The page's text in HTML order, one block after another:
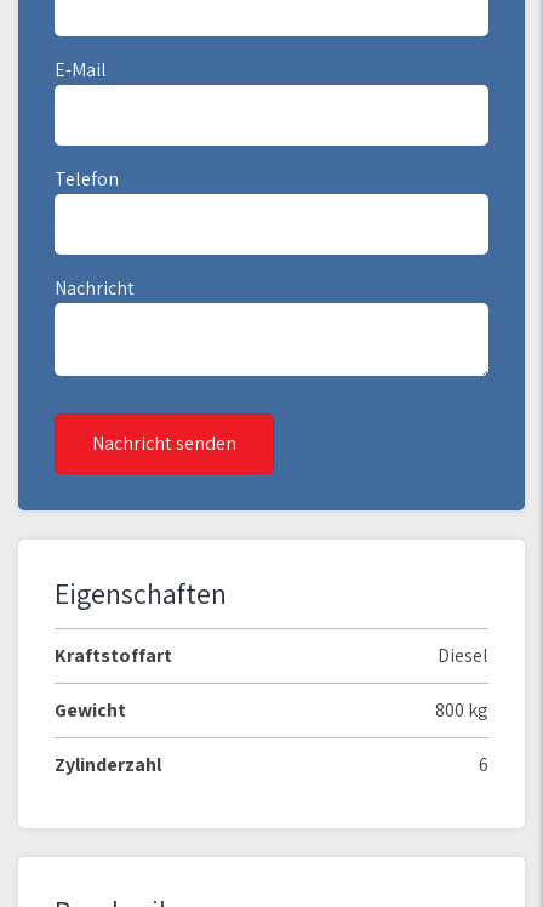
E-Mail
Telefon
Nachricht
Nachricht senden
Eigenschaften
Kraftstoffart Diesel
Gewicht 800 kg
Zylinderzahl 6